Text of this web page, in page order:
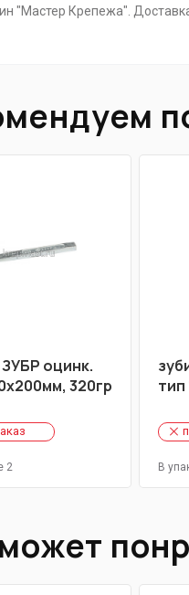
"Мастер Крепежа".
оцинк.
320гр
2
тип
В